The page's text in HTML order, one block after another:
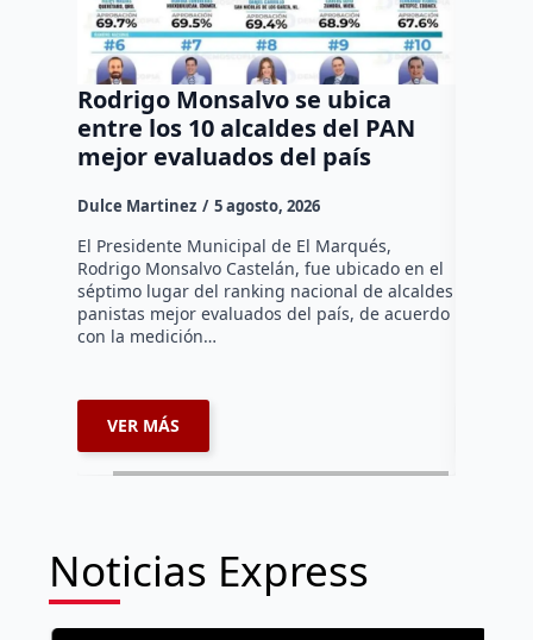
Rodrigo Monsalvo se ubica
entre los 10 alcaldes del PAN
mejor evaluados del país
Dulce Martinez 5 agosto, 2026
El Presidente Municipal de El Marqués,
Rodrigo Monsalvo Castelán, fue ubicado en el
séptimo lugar del ranking nacional de alcaldes
panistas mejor evaluados del país, de acuerdo
con la medición…
VER MÁS
Noticias Express